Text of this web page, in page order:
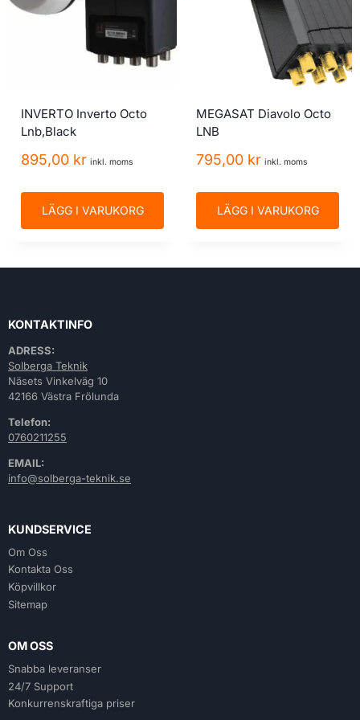
INVERTO Inverto Octo
Lnb,Black
895,00 kr inkl. moms
LÄGG I VARUKORG
MEGASAT Diavolo Octo
LNB
795,00 kr inkl. moms
LÄGG I VARUKORG
KONTAKTINFO
ADRESS:
Solberga Teknik
Näsets Vinkelväg 10
42166 Västra Frölunda
Telefon:
0760211255
EMAIL:
info@solberga-teknik.se
KUNDSERVICE
Om Oss
Kontakta Oss
Köpvillkor
Sitemap
OM OSS
Snabba leveranser
24/7 Support
Konkurrenskraftiga priser